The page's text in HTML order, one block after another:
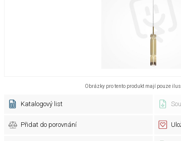
Obrázky pro tento produkt mají pouze
Katalogový list
Přidat do porovnání